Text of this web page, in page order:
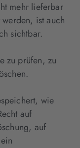
mehr lieferbar
ist auch
sichtbar.
zu prüfen, zu
wie
auf
auf